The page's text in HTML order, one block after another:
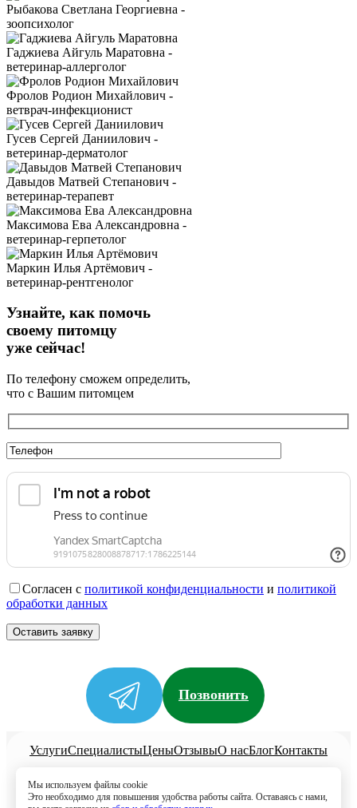
Рыбакова Светлана Георгиевна -
зоопсихолог
Гаджиева Айгуль Маратовна -
ветеринар-аллерголог
Фролов Родион Михайлович -
ветврач-инфекционист
Гусев Сергей Даниилович -
ветеринар-дерматолог
Давыдов Матвей Степанович -
ветеринар-терапевт
Максимова Ева Александровна -
ветеринар-герпетолог
Маркин Илья Артёмович -
ветеринар-рентгенолог
Узнайте, как помочь
своему питомцу
уже сейчас!
По телефону сможем определить,
что с Вашим питомцем
Согласен с политикой конфиденциальности и политикой
обработки данных
Мы используем файлы cookie
Это необходимо для повышения удобства работы сайта. Оставаясь с нами,
Позвонить
УслугиСпециалистыЦеныОтзывыО насБлогКонтакты
Согласие на обработку